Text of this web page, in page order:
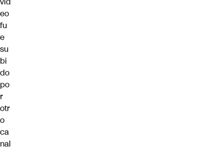
eo
fu
e
su
bi
do
po
r
otr
o
ca
nal